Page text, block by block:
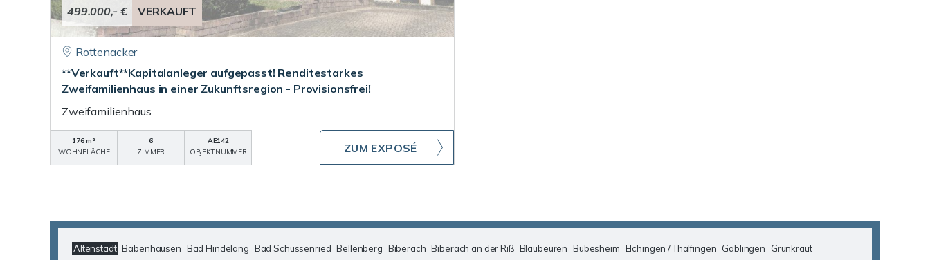
499.000,- € VERKAUFT
Rottenacker
**Verkauft**Kapitalanleger aufgepasst! Renditestarkes
Zweifamilienhaus in einer Zukunftsregion - Provisionsfrei!
Zweifamilienhaus
176 m²
WOHNFLÄCHE
6
ZIMMER
AE142
OBJEKTNUMMER
ZUM EXPOSÉ
Altenstadt Babenhausen Bad Hindelang Bad Schussenried Bellenberg Biberach Biberach an der Riß Blaubeuren Bubesheim Elchingen / Thalfingen Gablingen
Grünkraut